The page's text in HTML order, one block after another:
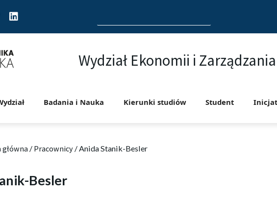
Linkedin
for:
Wydział Ekonomii i Zarządzania
Badania i Nauka Kierunki studiów Student
/ Pracownicy/Anida Stanik-Besler
Besler